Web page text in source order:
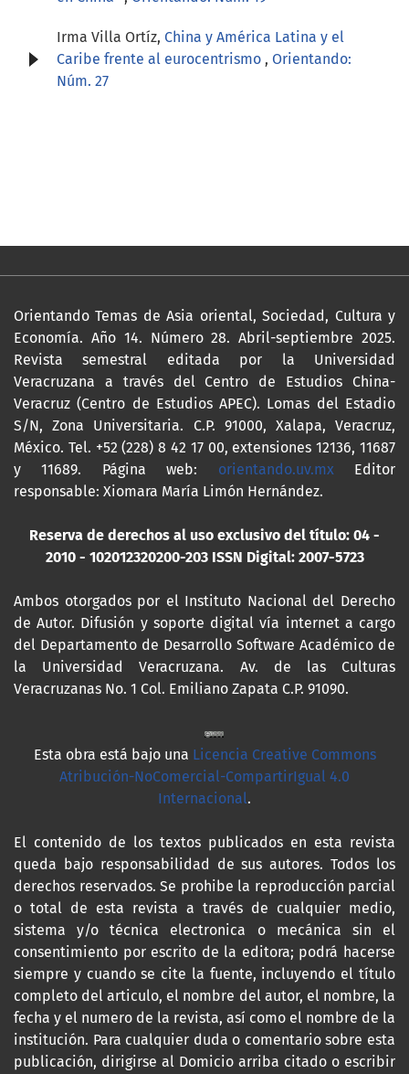
Irma Villa Ortíz, China y América Latina y el
Caribe frente al eurocentrismo , Orientando:
Núm. 27
Orientando Temas de Asia oriental, Sociedad, Cultura y
Economía. Año 14. Número 28. Abril-septiembre 2025.
Revista semestral editada por la Universidad
Veracruzana a través del Centro de Estudios China-
Veracruz (Centro de Estudios APEC). Lomas del Estadio
S/N, Zona Universitaria. C.P. 91000, Xalapa, Veracruz,
México. Tel. +52 (228) 8 42 17 00, extensiones 12136, 11687
y 11689. Página web: orientando.uv.mxEditor
responsable: Xiomara María Limón Hernández.
Reserva de derechos al uso exclusivo del título: 04 -
2010 - 102012320200-203 ISSN Digital: 2007-5723
Ambos otorgados por el Instituto Nacional del Derecho
de Autor. Difusión y soporte digital vía internet a cargo
del Departamento de Desarrollo Software Académico de
la Universidad Veracruzana. Av. de las Culturas
Veracruzanas No. 1 Col. Emiliano Zapata C.P. 91090.
Esta obra está bajo una Licencia Creative Commons
Atribución-NoComercial-CompartirIgual 4.0
Internacional.
El contenido de los textos publicados en esta revista
queda bajo responsabilidad de sus autores. Todos los
derechos reservados. Se prohibe la reproducción parcial
o total de esta revista a través de cualquier medio,
sistema y/o técnica electronica o mecánica sin el
consentimiento por escrito de la editora; podrá hacerse
siempre y cuando se cite la fuente, incluyendo el título
completo del articulo, el nombre del autor, el nombre, la
fecha y el numero de la revista, así como el nombre de la
institución. Para cualquier duda o comentario sobre esta
publicación, dirigirse al Domicio arriba citado o escribir